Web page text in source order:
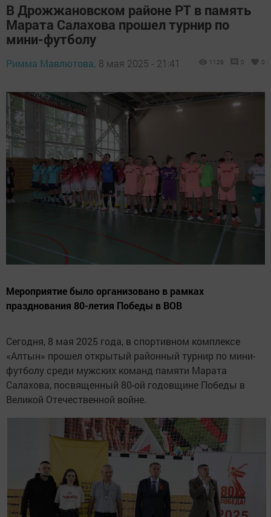
В Дрожжановском районе РТ в память
Марата Салахова прошел турнир по
мини-футболу
Римма Мавлютова, 8 мая 2025 - 21:41 1129 0 0
Мероприятие было организовано в рамках
празднования 80-летия Победы в ВОВ
Сегодня, 8 мая 2025 года, в спортивном комплексе
«Алтын» прошел открытый районный турнир по мини-
футболу среди мужских команд памяти Марата
Салахова, посвященный 80-ой годовщине Победы в
Великой Отечественной войне.